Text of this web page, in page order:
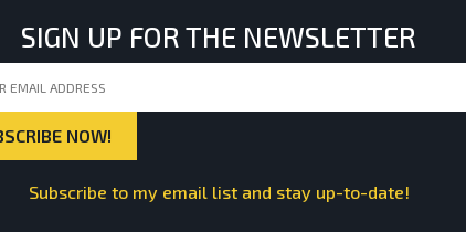
SIGN UP FOR THE NEWSLETTER
Subscribe to my email list and stay up-to-date!